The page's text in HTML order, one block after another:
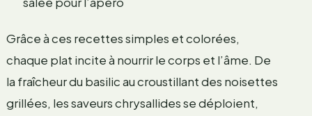
Grâce à ces recettes simples et colorées,
chaque plat incite à nourrir le corps et l’âme. De
la fraîcheur du basilic au croustillant des noisettes
grillées, les saveurs chrysallides se déploient,